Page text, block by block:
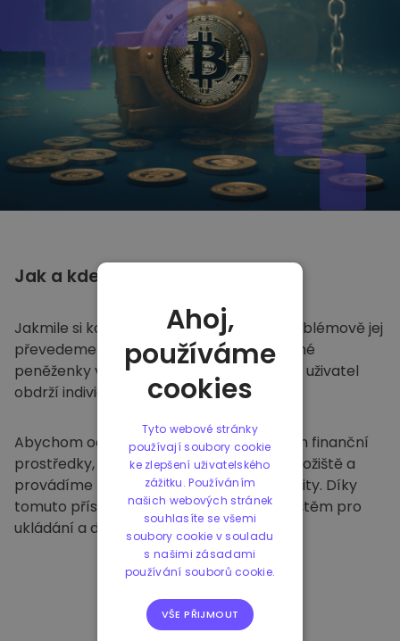
Jak a kde
Jakmile si koupíte na Kriptomatu
, bezproblémově jej
převedeme do vaší vyhrazené a bezpečné
peněženky v rámci naší platformy. Každý uživatel
obdrží individuální peněženku.
Abychom ochránili naše zákazníky a jejich finanční
prostředky, nabízíme bezpečné offline úložiště a
provádíme pravidelné bezpečnostní audity. Díky
tomuto přístupu je naše platforma útočištěm pro
ukládání a dalších kryptoměn.
Ahoj,
používáme
cookies
Tyto webové stránky
používají soubory cookie
ke zlepšení uživatelského
zážitku. Používáním
našich webových stránek
souhlasíte se všemi
soubory cookie v souladu
s našimi zásadami
používání souborů cookie.
VŠE PŘIJMOUT